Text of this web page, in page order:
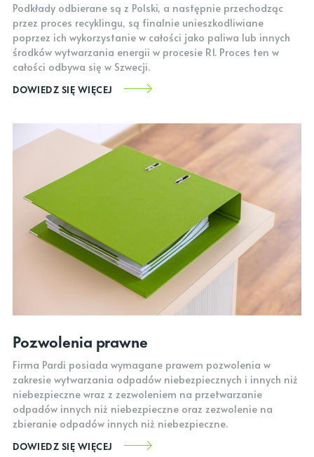
Podkłady odbierane są z Polski, a następnie przechodząc
przez proces recyklingu, są finalnie unieszkodliwiane
poprzez ich wykorzystanie w całości jako paliwa lub innych
środków wytwarzania energii w procesie R1. Proces ten w
całości odbywa się w Szwecji.
DOWIEDZ SIĘ WIĘCEJ
Pozwolenia prawne
Firma Pardi posiada wymagane prawem pozwolenia w
zakresie wytwarzania odpadów niebezpiecznych i innych niż
niebezpieczne wraz z zezwoleniem na przetwarzanie
odpadów innych niż niebezpieczne oraz zezwolenie na
zbieranie odpadów innych niż niebezpieczne.
DOWIEDZ SIĘ WIĘCEJ